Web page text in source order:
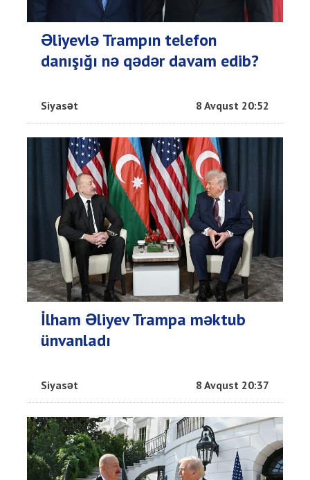
Əliyevlə Trampın telefon
danışığı nə qədər davam edib?
Siyasət 8 Avqust 20:52
İlham Əliyev Trampa məktub
ünvanladı
Siyasət 8 Avqust 20:37